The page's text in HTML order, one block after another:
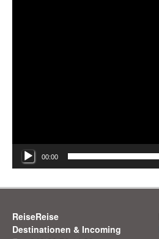
00:00
ReiseReise
Destinationen & Incoming